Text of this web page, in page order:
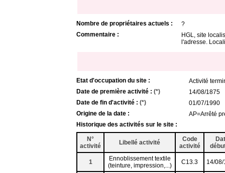
Nombre de propriétaires actuels :
?
Commentaire :
HGL, site
l'adresse.
Etat d'occupation du site :
Activité
Date de première activité : (*)
14/08/1875
Date de fin d'activité : (*)
01/07/1990
Origine de la date :
AP=Arrêté
Historique des activités sur le site :
N°
activité
Libellé activité
Code
activité
1
Ennoblissement textile
(teinture, impression,...)
C13.3 14/